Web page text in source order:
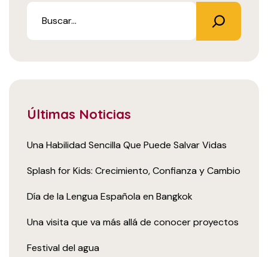
Últimas Noticias
Una Habilidad Sencilla Que Puede Salvar Vidas
Splash for Kids: Crecimiento, Confianza y Cambio
Día de la Lengua Española en Bangkok
Una visita que va más allá de conocer proyectos
Festival del agua